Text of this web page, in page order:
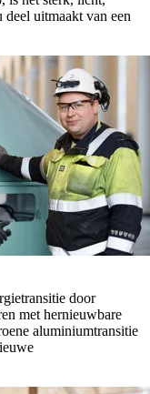
uitmaakt van een
door
met hernieuwbare
aluminiumtransitie